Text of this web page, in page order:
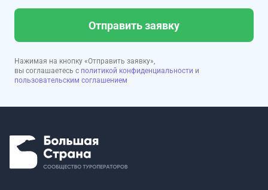
Отправить заявку
Нажимая на кнопку «Отправить заявку»,
вы соглашаетесь с политикой конфиденциальности и
пользовательским соглашением